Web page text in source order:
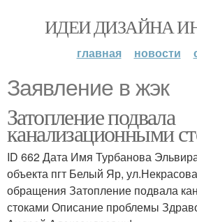
ИДЕИ ДИЗАЙНА
главная новости
Заявление в жэк
Затопление подвала
канализационными
ID 662 Дата Имя Турбанова
объекта пгт Белый Яр,
обращения Затопление подвала
стоками Описание проблемы